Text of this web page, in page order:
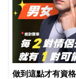
做到這點才有資